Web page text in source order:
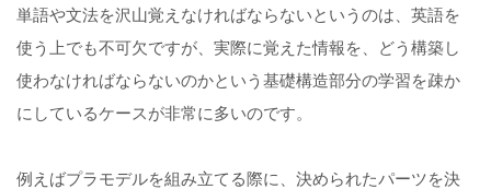
単語や文法を沢山覚えなければならないというのは、英語を
使う上でも不可欠ですが、実際に覚えた情報を、どう構築し
使わなければならないのかという基礎構造部分の学習を疎か
にしているケースが非常に多いのです。
例えばプラモデルを組み立てる際に、決められたパーツを決